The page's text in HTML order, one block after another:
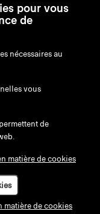
pour vous
de
nécessaires au
vous
de
matière de cookies
matière de cookies